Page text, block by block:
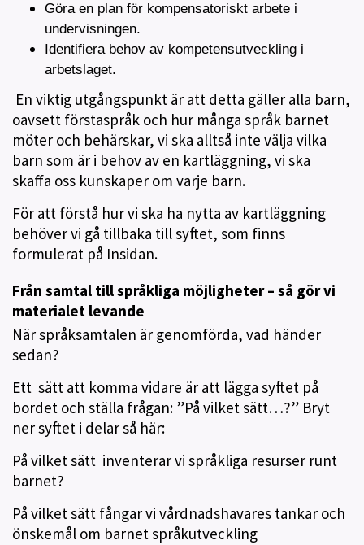
Göra en plan för kompensatoriskt arbete i
undervisningen.
Identifiera behov av kompetensutveckling i
arbetslaget.
En viktig utgångspunkt är att detta gäller alla barn,
oavsett förstaspråk och hur många språk barnet
möter och behärskar, vi ska alltså inte välja vilka
barn som är i behov av en kartläggning, vi ska
skaffa oss kunskaper om varje barn.
För att förstå hur vi ska ha nytta av kartläggning
behöver vi gå tillbaka till syftet, som finns
formulerat på Insidan.
Från samtal till språkliga möjligheter – så gör vi
materialet levande
När språksamtalen är genomförda, vad händer
sedan?
Ett sätt att komma vidare är att lägga syftet på
bordet och ställa frågan: ”På vilket sätt…?” Bryt
ner syftet i delar så här:
På vilket sätt inventerar vi språkliga resurser runt
barnet?
På vilket sätt fångar vi vårdnadshavares tankar och
önskemål om barnet språkutveckling